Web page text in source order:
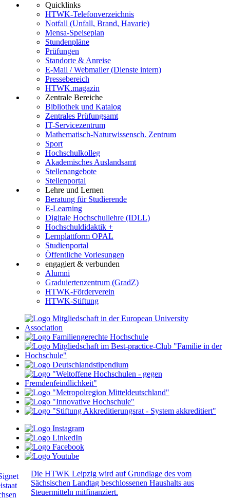
Quicklinks
HTWK-Telefonverzeichnis
Notfall (Unfall, Brand, Havarie)
Mensa-Speiseplan
Stundenpläne
Prüfungen
Standorte & Anreise
E-Mail / Webmailer (Dienste intern)
Pressebereich
HTWK.magazin
Zentrale Bereiche
Bibliothek und Katalog
Zentrales Prüfungsamt
IT-Servicezentrum
Mathematisch-Naturwissensch. Zentrum
Sport
Hochschulkolleg
Akademisches Auslandsamt
Stellenangebote
Stellenportal
Lehre und Lernen
Beratung für Studierende
E-Learning
Digitale Hochschullehre (IDLL)
Hochschuldidaktik +
Lernplattform OPAL
Studienportal
Öffentliche Vorlesungen
engagiert & verbunden
Alumni
Graduiertenzentrum (GradZ)
HTWK-Förderverein
HTWK-Stiftung
Die HTWK Leipzig wird auf Grundlage des vom
Sächsischen Landtag beschlossenen Haushalts aus
Steuermitteln mitfinanziert.